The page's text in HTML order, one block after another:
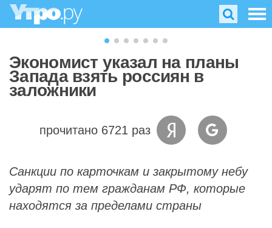
Экономист указал на планы
Запада взять россиян в
заложники
прочитано 6721 раз
Санкции по карточкам и закрытому небу
ударят по тем гражданам РФ, которые
находятся за пределами страны